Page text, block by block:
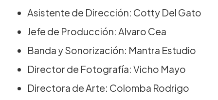
Asistente de Dirección: Cotty Del Gato
Jefe de Producción: Alvaro Cea
Banda y Sonorización: Mantra Estudio
Director de Fotografía: Vicho Mayo
Directora de Arte: Colomba Rodrigo